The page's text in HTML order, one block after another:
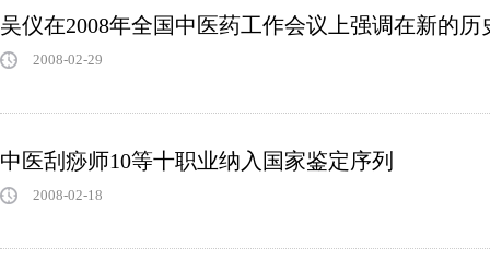
吴仪在2008年全国中医药工作会议上强调在新的
2008-02-29
中医刮痧师10等十职业纳入国家鉴定序列
2008-02-18